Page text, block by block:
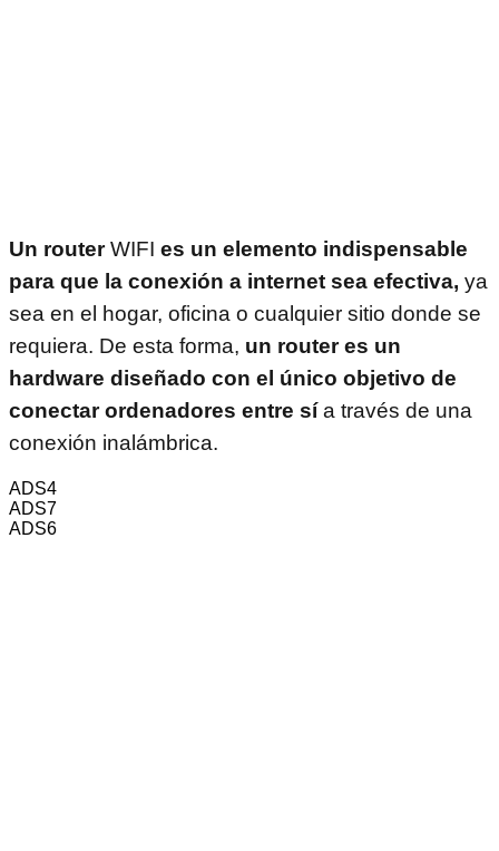
Un routerWIFI es un elemento indispensable
para que la conexión a internet sea efectiva, ya
sea en el hogar, oficina o cualquier sitio donde se
requiera. De esta forma, un router es un
hardware diseñado con el único objetivo de
conectar ordenadores entre sía través de una
conexión inalámbrica.
ADS4
ADS7
ADS6